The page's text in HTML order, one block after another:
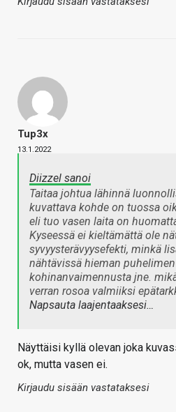
Tup3x
13.1.2022
Diizzel sanoi
Taitaa johtua lähinnä
kuvattava kohde on tuossa
eli tuo vasen laita on
Kyseessä ei kieltämättä ole
syvyysterävyysefekti, minkä
nähtävissä hieman
kohinanvaimennusta jne.
verran rosoa valmiiksi
Napsauta laajentaaksesi…
Näyttäisi kyllä olevan joka
ok, mutta vasen ei.
Kirjaudu sisään vastataksesi